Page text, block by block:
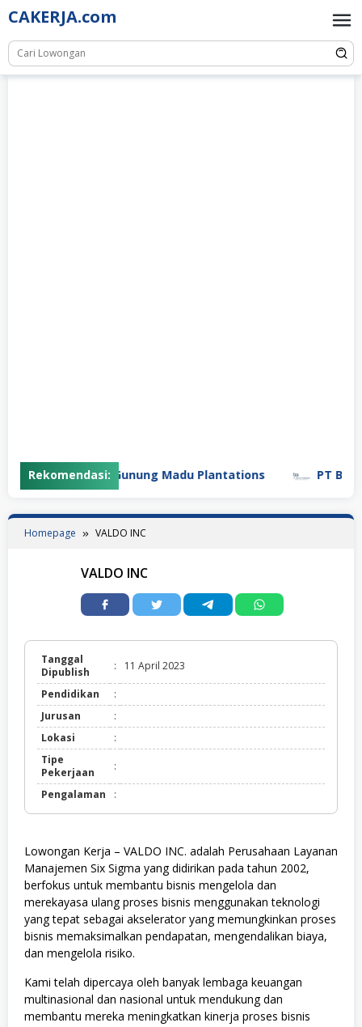
Skip
to
content
CAKERJA.com
Rekomendasi:PT Gunung Madu Plantations PT
Homepage VALDO INC
VALDO INC
Tanggal
Dipublish
: 11 April 2023
Pendidikan
:
Jurusan
:
Lokasi
:
Tipe
Pekerjaan
:
Pengalaman :
Lowongan Kerja – VALDO INC. adalah Perusahaan Layanan
Manajemen Six Sigma yang didirikan pada tahun 2002,
berfokus untuk membantu bisnis mengelola dan
merekayasa ulang proses bisnis menggunakan teknologi
yang tepat sebagai akselerator yang memungkinkan proses
bisnis memaksimalkan pendapatan, mengendalikan biaya,
dan mengelola risiko.
Kami telah dipercaya oleh banyak lembaga keuangan
multinasional dan nasional untuk mendukung dan
membantu mereka meningkatkan kinerja proses bisnis